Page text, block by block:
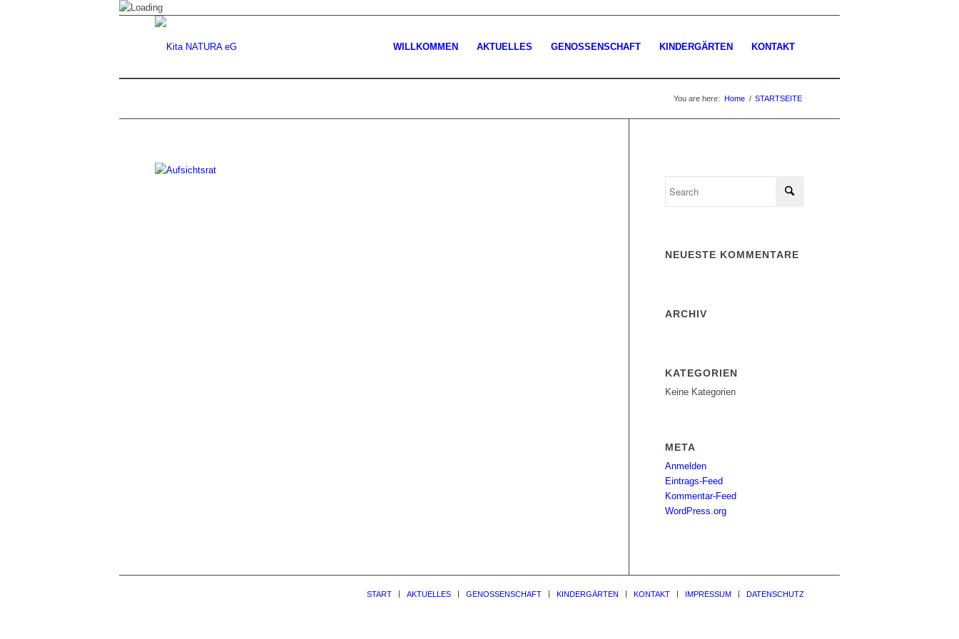
WILLKOMMEN AKTUELLES GENOSSENSCHAFT KINDERGÄRTEN KONTAKT
You are here: Home / STARTSEITE
NEUESTE KOMMENTARE
ARCHIV
KATEGORIEN
Keine Kategorien
META
Anmelden
Eintrags-Feed
Kommentar-Feed
WordPress.org
START AKTUELLES GENOSSENSCHAFT KINDERGÄRTEN KONTAKT IMPRESSUM DATENSCHUTZ